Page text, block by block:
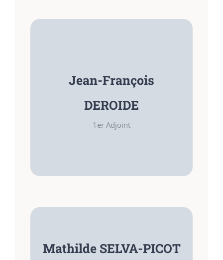
Jean-François
DEROIDE
1er Adjoint
FONCTIONS
Mathilde SELVA-PICOT
FONCTIONS